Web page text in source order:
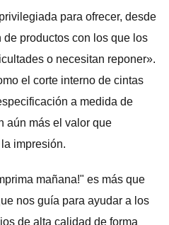
para ofrecer, desde
productos con los que los
o necesitan reponer».
el corte interno de cintas
a medida de
aún más el valor que
impresión.
mañana!" es más que
nos guía para ayudar a los
de alta calidad de forma